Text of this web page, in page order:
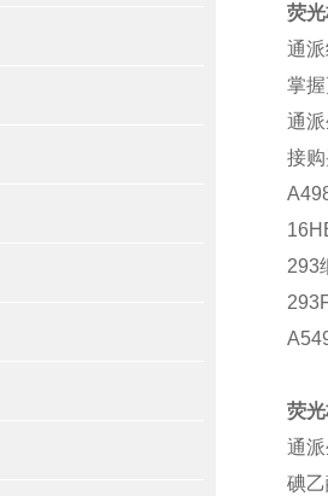
荧
通
掌
通
接
293
荧
通
碘